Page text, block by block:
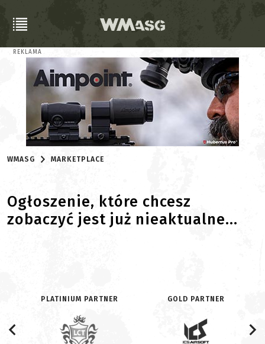
REKLAMA
WMASG MARKETPLACE
Ogłoszenie, które chcesz
zobaczyć jest już nieaktualne...
PLATINIUM PARTNER GOLD PARTNER